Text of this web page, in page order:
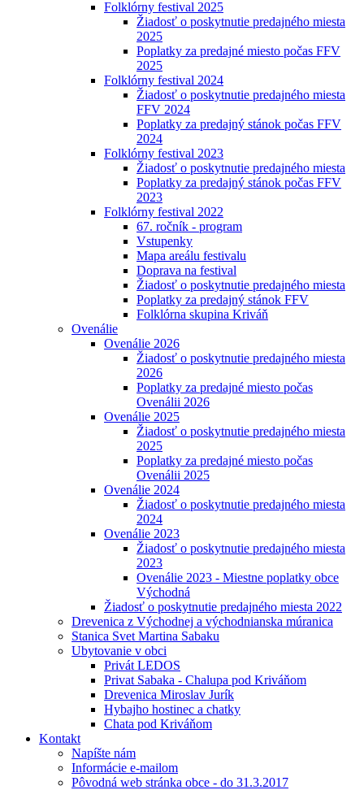
Folklórny festival 2025
Žiadosť o poskytnutie predajného miesta
2025
Poplatky za predajné miesto počas FFV
2025
Folklórny festival 2024
Žiadosť o poskytnutie predajného miesta
FFV 2024
Poplatky za predajný stánok počas FFV
2024
Folklórny festival 2023
Žiadosť o poskytnutie predajného miesta
Poplatky za predajný stánok počas FFV
2023
Folklórny festival 2022
67. ročník - program
Vstupenky
Mapa areálu festivalu
Doprava na festival
Žiadosť o poskytnutie predajného miesta
Poplatky za predajný stánok FFV
Folklórna skupina Kriváň
Ovenálie
Ovenálie 2026
Žiadosť o poskytnutie predajného miesta
2026
Poplatky za predajné miesto počas
Ovenálii 2026
Ovenálie 2025
Žiadosť o poskytnutie predajného miesta
2025
Poplatky za predajné miesto počas
Ovenálii 2025
Ovenálie 2024
Žiadosť o poskytnutie predajného miesta
2024
Ovenálie 2023
Žiadosť o poskytnutie predajného miesta
2023
Ovenálie 2023 - Miestne poplatky obce
Východná
Žiadosť o poskytnutie predajného miesta 2022
Drevenica z Východnej a východnianska múranica
Stanica Svet Martina Sabaku
Ubytovanie v obci
Privát LEDOS
Privat Sabaka - Chalupa pod Kriváňom
Drevenica Miroslav Jurík
Hybajho hostinec a chatky
Chata pod Kriváňom
Kontakt
Napíšte nám
Informácie e-mailom
Pôvodná web stránka obce - do 31.3.2017